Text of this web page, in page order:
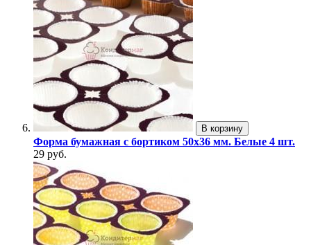
В корзину
Форма бумажная с бортиком 50х36 мм. Белые 4 шт.
29 руб.